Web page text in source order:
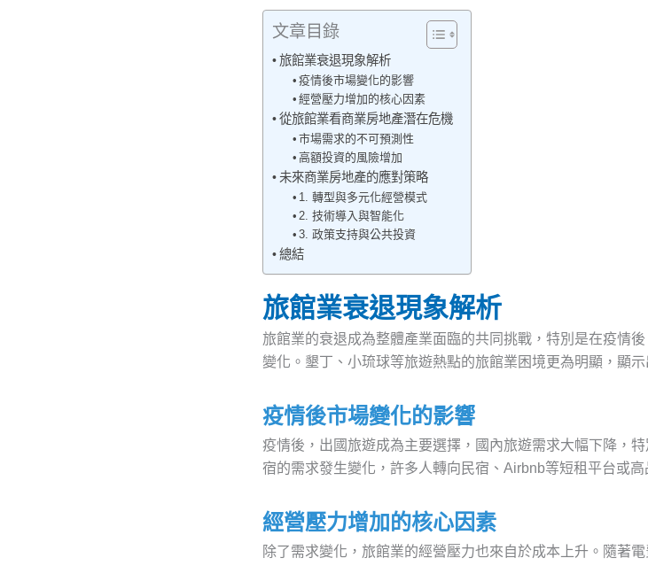
文章目錄
旅館業衰退現象解析
疫情後市場變化的影響
經營壓力增加的核心因素
從旅館業看商業房地產潛在危機
市場需求的不可預測性
高額投資的風險增加
未來商業房地產的應對策略
1. 轉型與多元化經營模式
2. 技術導入與智能化
3. 政策支持與公共投資
總結
旅館業衰退現象解析
旅館業的衰退成為整體產業面臨的共同挑戰，特別是在疫情
變化。墾丁、小琉球等旅遊熱點的旅館業困境更為明顯，顯示
疫情後市場變化的影響
疫情後，出國旅遊成為主要選擇，國內旅遊需求大幅下降，
宿的需求發生變化，許多人轉向民宿、Airbnb等短租平台或
經營壓力增加的核心因素
除了需求變化，旅館業的經營壓力也來自於成本上升。隨著